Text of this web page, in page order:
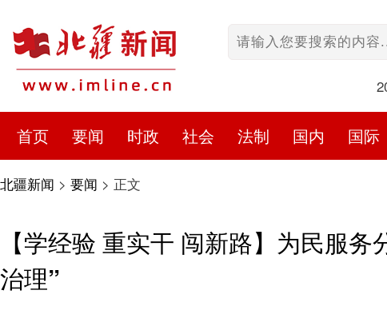
首页 要闻 时政 社会 法制 国内 国际
北疆新闻 > 要闻 > 正文
【学经验 重实干 闯新路】为民服
治理”